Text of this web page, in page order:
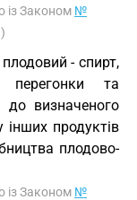
із Законом №
)
- спирт,
перегонки та
до визначеного
продуктів
плодово-
із Законом №